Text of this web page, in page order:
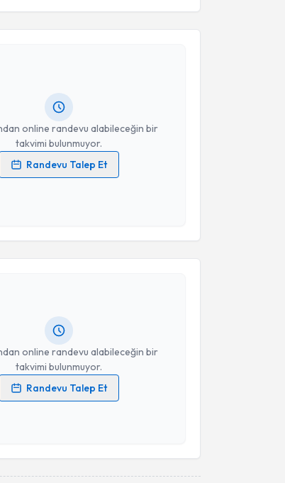
online randevu alabileceğin bir
takvimi bulunmuyor.
Randevu Talep Et
işlenmesine ilişkinAydınlatma Metni
online randevu alabileceğin bir
takvimi bulunmuyor.
Randevu Talep Et
Talebi
işlenmesine ilişkinAydınlatma Metni
Talebini Gönder